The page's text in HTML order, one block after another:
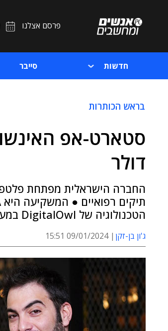
פרסם אצלנו
חדשות סייבר
בראש הכותרות
דולר
הטכנולוגיה של DigitalOwl במערכות ליבת החיתום שלה
ג'ון בן-זקן 09/01/2024 15:51